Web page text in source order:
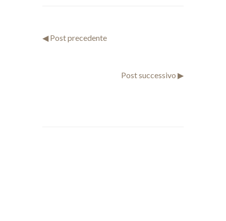
◀ Post precedente
Post successivo ▶